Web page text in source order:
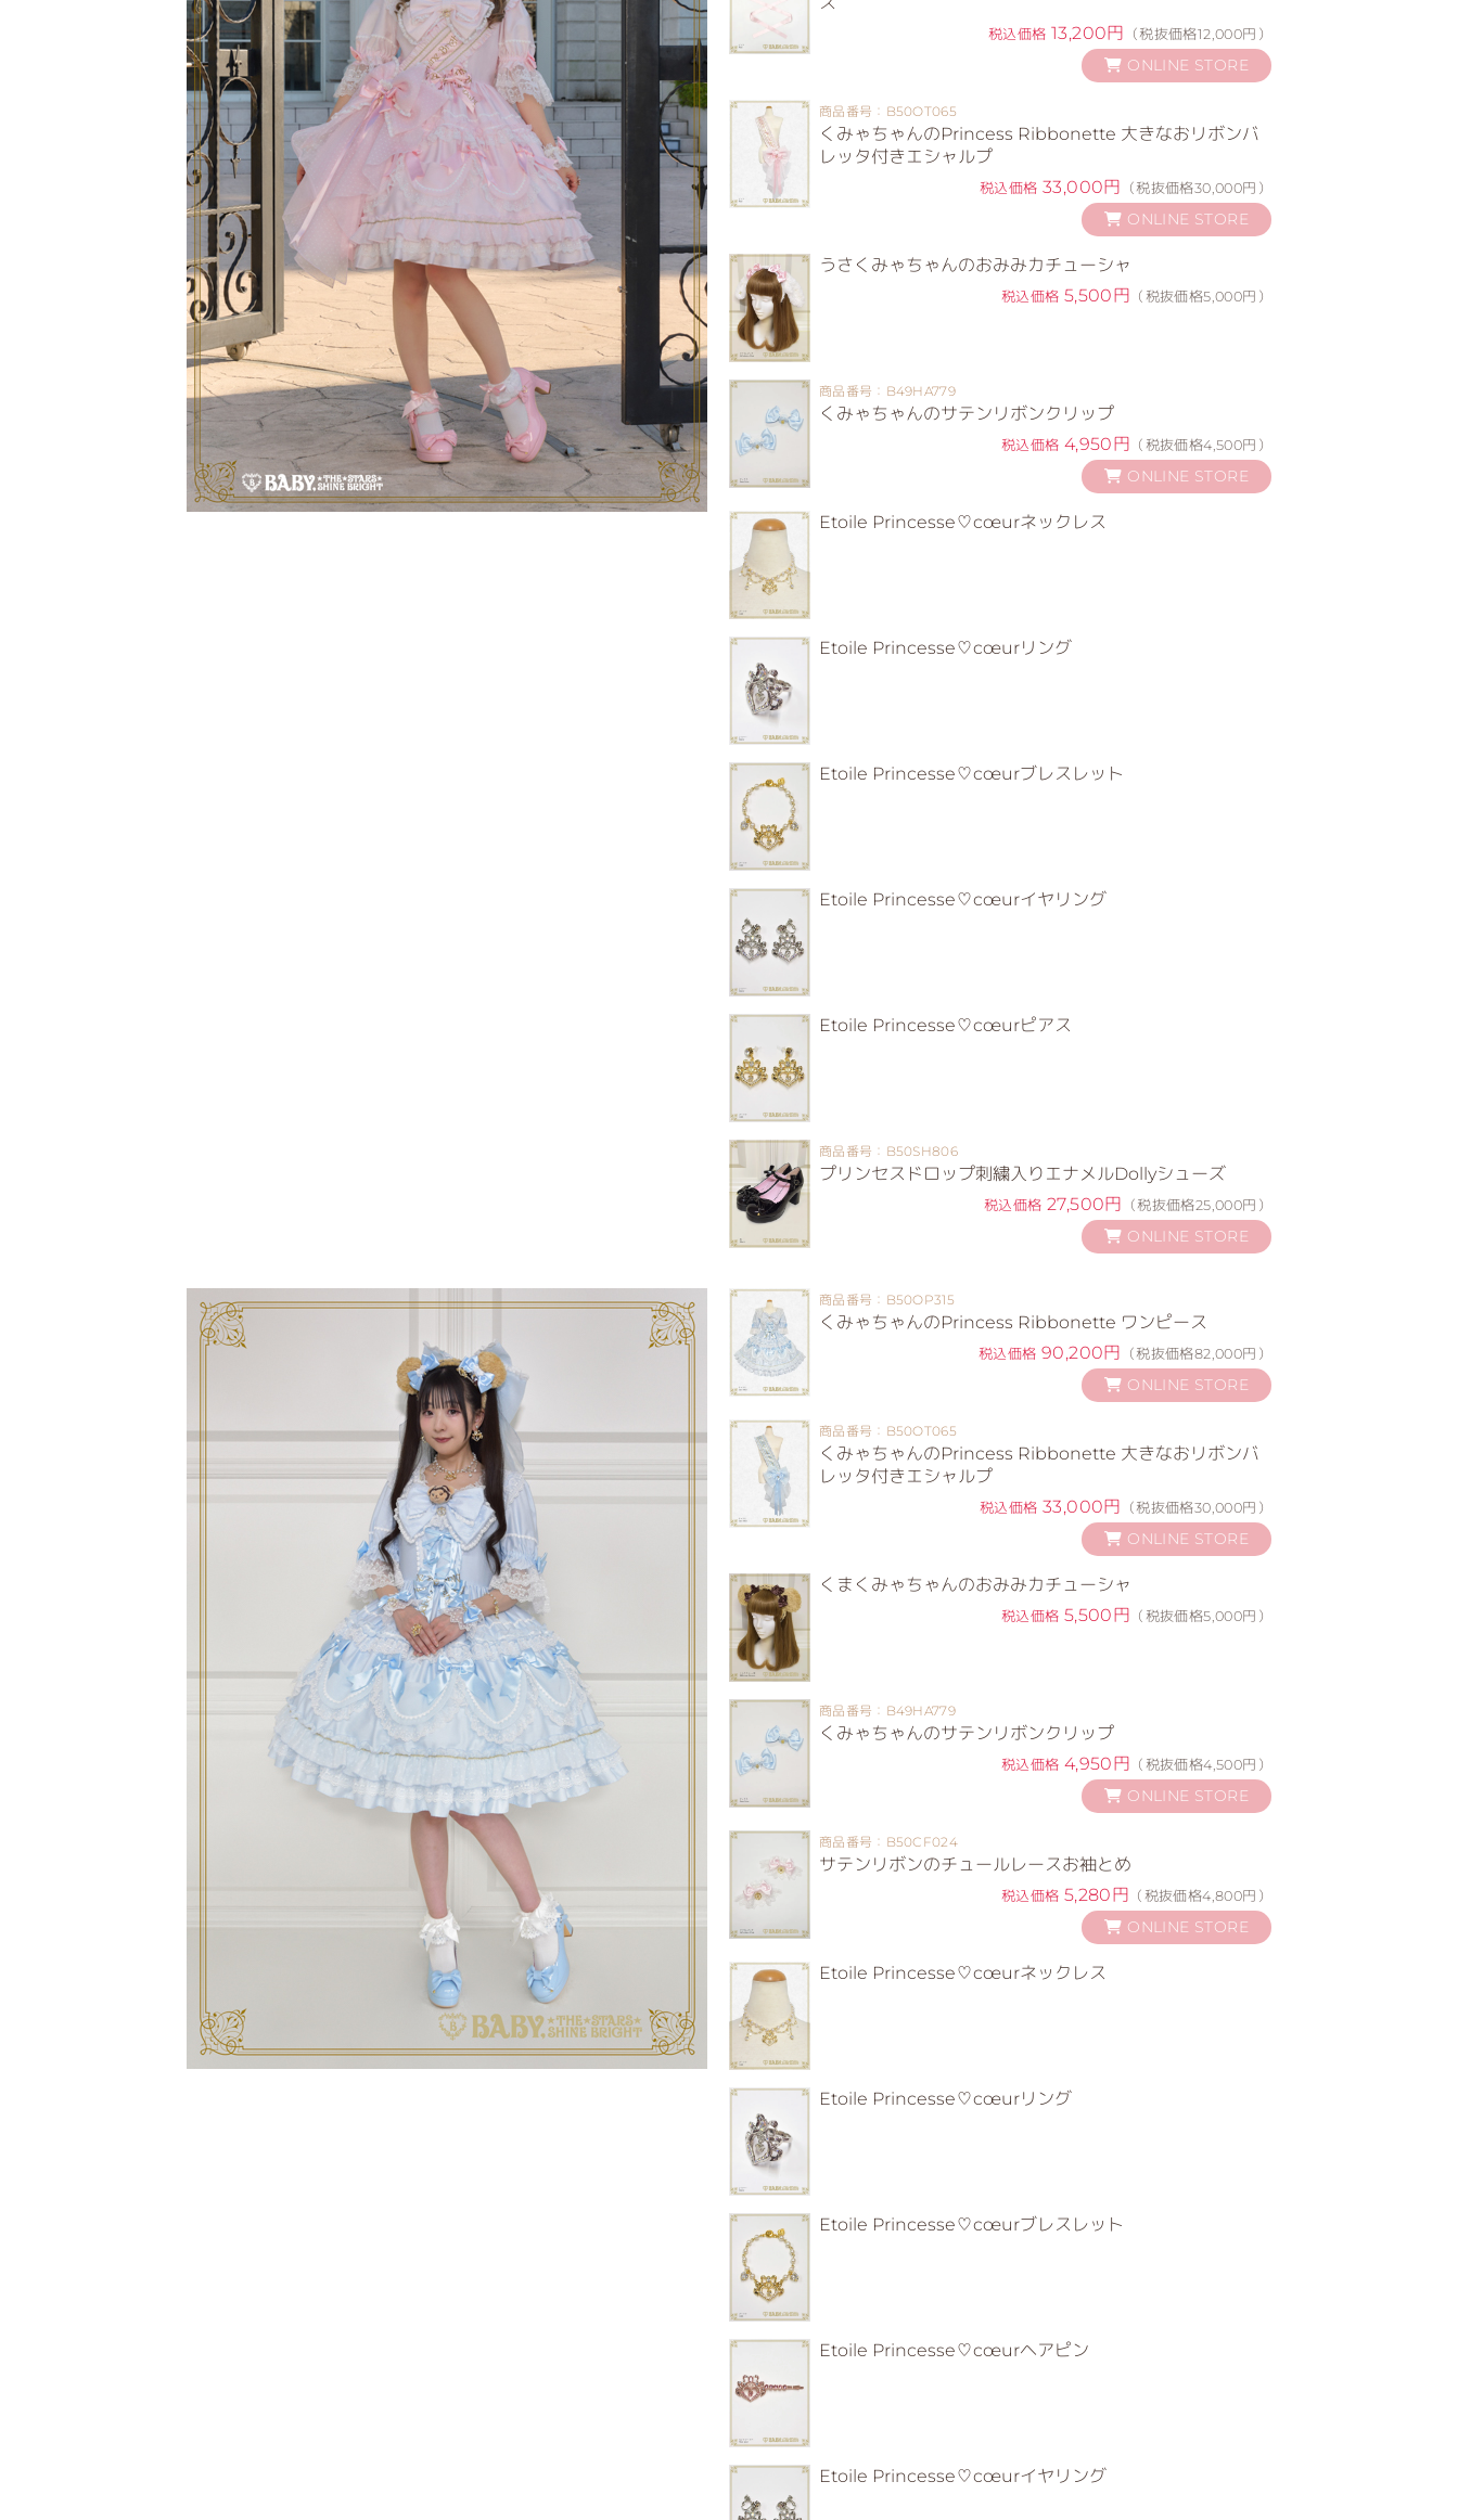
税込価格 13,200円 （税抜価格12,000円）
ONLINE STORE
商品番号：B50OT065
くみゃちゃんのPrincess Ribbonette 大きなおリボンバ
レッタ付きエシャルプ
税込価格 33,000円 （税抜価格30,000円）
ONLINE STORE
うさくみゃちゃんのおみみカチューシャ
税込価格 5,500円 （税抜価格5,000円）
商品番号：B49HA779
くみゃちゃんのサテンリボンクリップ
税込価格 4,950円 （税抜価格4,500円）
ONLINE STORE
Etoile Princesse♡cœurネックレス
Etoile Princesse♡cœurリング
Etoile Princesse♡cœurブレスレット
Etoile Princesse♡cœurイヤリング
Etoile Princesse♡cœurピアス
商品番号：B50SH806
プリンセスドロップ刺繍入りエナメルDollyシューズ
税込価格 27,500円 （税抜価格25,000円）
ONLINE STORE
商品番号：B50OP315
くみゃちゃんのPrincess Ribbonette ワンピース
税込価格 90,200円 （税抜価格82,000円）
ONLINE STORE
商品番号：B50OT065
くみゃちゃんのPrincess Ribbonette 大きなおリボンバ
レッタ付きエシャルプ
税込価格 33,000円 （税抜価格30,000円）
ONLINE STORE
くまくみゃちゃんのおみみカチューシャ
税込価格 5,500円 （税抜価格5,000円）
商品番号：B49HA779
くみゃちゃんのサテンリボンクリップ
税込価格 4,950円 （税抜価格4,500円）
ONLINE STORE
商品番号：B50CF024
サテンリボンのチュールレースお袖とめ
税込価格 5,280円 （税抜価格4,800円）
ONLINE STORE
Etoile Princesse♡cœurネックレス
Etoile Princesse♡cœurリング
Etoile Princesse♡cœurブレスレット
Etoile Princesse♡cœurヘアピン
Etoile Princesse♡cœurイヤリング